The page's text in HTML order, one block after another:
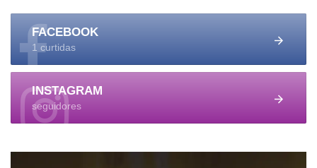
FACEBOOK
1 curtidas
INSTAGRAM
seguidores